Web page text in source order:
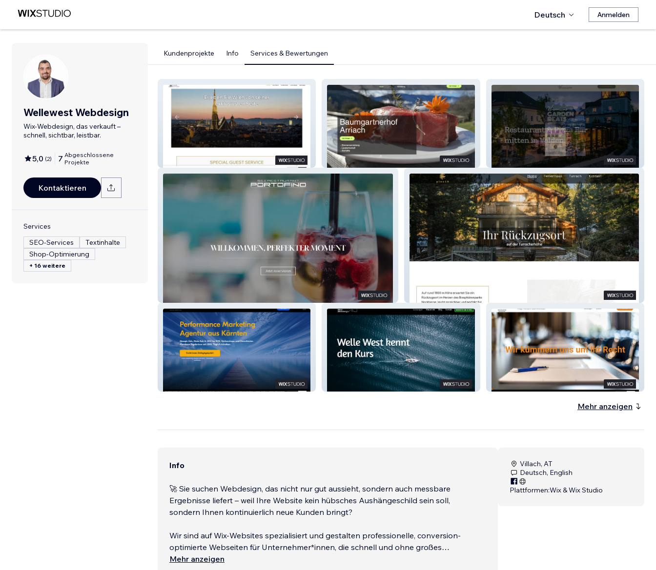
Deutsch Anmelden
Wellewest Webdesign
Wix-Webdesign, das verkauft –
schnell, sichtbar, leistbar.
5,0 (2) 7 Abgeschlossene
Projekte
Kontaktieren
Services
SEO-Services
Textinhalte
Shop-Optimierung
+ 16 weitere
Kundenprojekte Info Services & Bewertungen
Baumgartnerhof Wrannissimo
pine19
Nordsteg.at Reif & Partner
Mehr anzeigen
Info
🚀 Sie suchen Webdesign, das nicht nur gut aussieht, sondern auch messbare
Ergebnisse liefert – weil Ihre Website kein hübsches Aushängeschild sein soll,
sondern Ihnen kontinuierlich neue Kunden bringt?
Wir sind auf Wix-Websites spezialisiert und gestalten professionelle, conversion-
optimierte Webseiten für Unternehmer*innen, die schnell und ohne großes
Budget online gehen möchten.
Mehr anzeigen
Villach, AT
Deutsch, English
Plattformen:Wix & Wix Studio